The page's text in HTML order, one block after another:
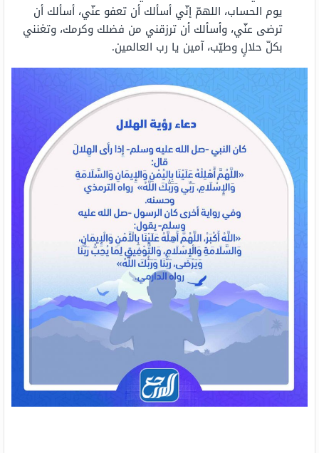
يوم الحساب، اللهمّ إنّي أسألك أن تعفو عنّي، أسألك أن
ترضى عنّي، وأسألك أن ترزقني من فضلك وكرمك، وتغنني
بكلّ حلالٍ وطيّب، آمين يا رب العالمين.